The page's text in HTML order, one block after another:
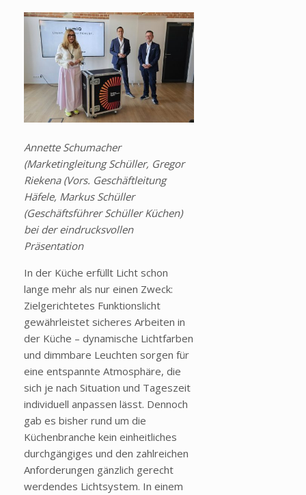
Annette Schumacher
(Marketingleitung Schüller, Gregor
Riekena (Vors. Geschäftleitung
Häfele, Markus Schüller
(Geschäftsführer Schüller Küchen)
bei der eindrucksvollen
Präsentation
In der Küche erfüllt Licht schon
lange mehr als nur einen Zweck:
Zielgerichtetes Funktionslicht
gewährleistet sicheres Arbeiten in
der Küche – dynamische Lichtfarben
und dimmbare Leuchten sorgen für
eine entspannte Atmosphäre, die
sich je nach Situation und Tageszeit
individuell anpassen lässt. Dennoch
gab es bisher rund um die
Küchenbranche kein einheitliches
durchgängiges und den zahlreichen
Anforderungen gänzlich gerecht
werdendes Lichtsystem. In einem